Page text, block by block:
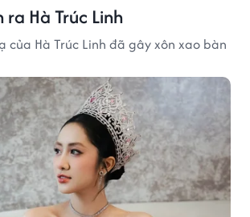
Hà Trúc Linh
của Hà Trúc Linh đã gây xôn xao bàn